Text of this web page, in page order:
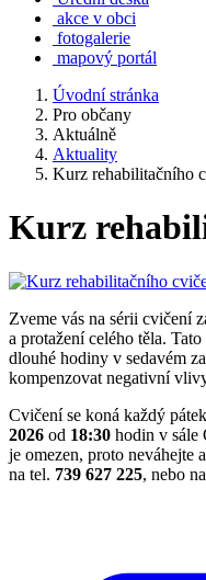
akce v obci
fotogalerie
mapový portál
Úvodní stránka
Pro občany
Aktuálně
Aktuality
Kurz rehabilitačního
Kurz
Zveme vás na sérii cvičení
a protažení celého těla.
dlouhé hodiny v sedavém
kompenzovat negativní
Cvičení se koná každý
2026 od 18:30 hodin v sále
je omezen, proto neváhejte
na tel. 739 627 225, nebo